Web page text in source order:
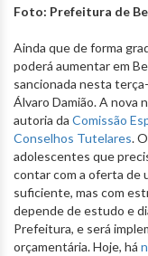
Foto: Prefeitura de
Ainda que de forma
poderá aumentar em
sancionada nesta
Álvaro Damião. A nova
autoria da Comissão
Conselhos Tutelares.
adolescentes que
contar com a oferta de
suficiente, mas com
depende de estudo e
Prefeitura, e será
orçamentária. Hoje, há